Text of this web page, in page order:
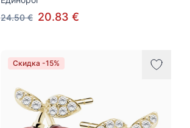
24.50 € 20.83 €
Скидка -15%